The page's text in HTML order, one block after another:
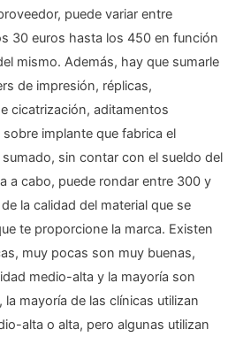
puede variar entre
30 euros hasta los 450 en función
mismo. Además, hay que sumarle
de impresión, réplicas,
cicatrización, aditamentos
implante que fabrica el
sin contar con el sueldo del
a cabo, puede rondar entre 300 y
la calidad del material que se
te proporcione la marca. Existen
muy pocas son muy buenas,
medio-alta y la mayoría son
la mayoría de las clínicas utilizan
alta o alta, pero algunas utilizan